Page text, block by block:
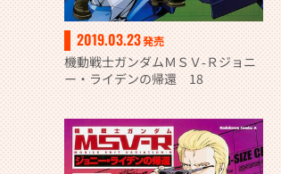
2019.03.23発売
機動戦士ガンダムＭＳＶ‐Ｒジョニ
ー・ライデンの帰還 18